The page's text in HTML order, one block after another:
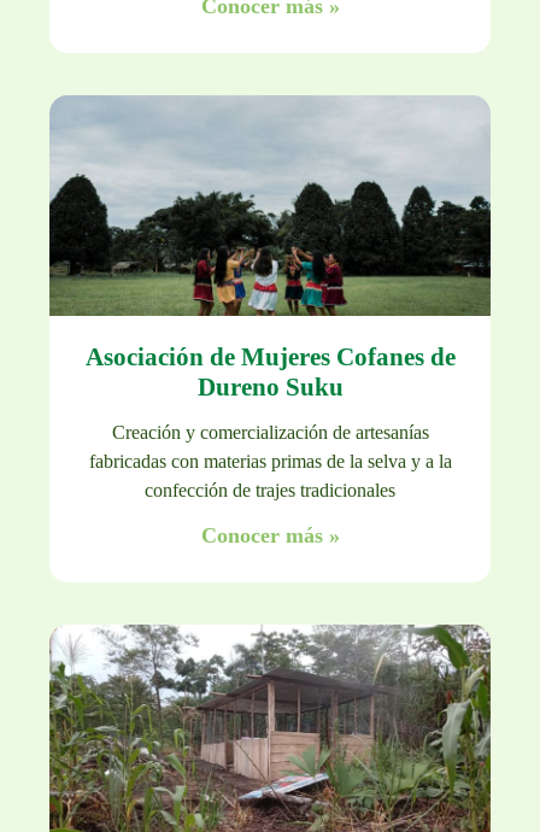
Conocer más »
Asociación de Mujeres Cofanes de
Dureno Suku
Creación y comercialización de artesanías
fabricadas con materias primas de la selva y a la
confección de trajes tradicionales
Conocer más »